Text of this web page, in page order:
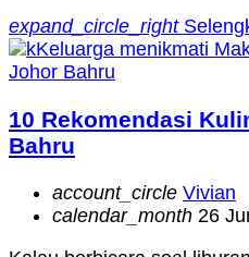
expand_circle_right
Johor Bahru
10 Rekomendasi
Bahru
account_circle Vivian
calendar_month 26